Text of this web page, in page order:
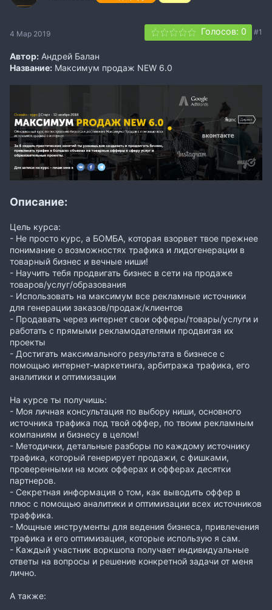
4 Мар 2019 Голосов: 0 #1
Автор: Андрей Балан
Название: Максимум продаж NEW 6.0
Описание:
Цель курса:
- Не просто курс, а БОМБА, которая взорвет твое прежнее
понимание о возможностях трафика и лидогенерации в
товарный бизнес и вечные ниши!
- Научить тебя продвигать бизнес в сети на продаже
товаров/услуг/образования
- Использовать на максимум все рекламные источники
для генерации заказов/продаж/клиентов
- Продавать через интернет свои офферы/товары/услуги и
работать с прямыми рекламодателями продвигая их
проекты
- Достигать максимального результата в бизнесе с
помощью интернет-маркетинга, арбитража трафика, его
аналитики и оптимизации
На курсе ты получишь:
- Моя личная консультация по выбору ниши, основного
источника трафика под твой оффер, по твоим рекламным
компаниям и бизнесу в целом!
- Методички, детальные разборы по каждому источнику
трафика, который генерирует продажи, с фишками,
проверенными на моих офферах и офферах десятки
партнеров.
- Секретная информация о том, как выводить оффер в
плюс с помощью аналитики и оптимизации всех источников
траффика.
- Мощные инструменты для ведения бизнеса, привлечения
трафика и его оптимизация, которые использую я сам.
- Каждый участник воркшопа получает индивидуальные
ответы на вопросы и решение конкретной задачи от меня
лично.
А также: